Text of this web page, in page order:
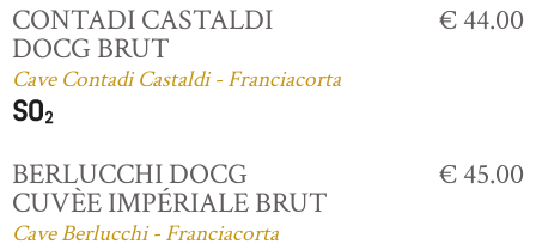
CONTADI CASTALDI
DOCG BRUT
Cave Contadi Castaldi - Franciacorta
€ 44.00
BERLUCCHI DOCG
CUVÈE IMPÉRIALE BRUT
Cave Berlucchi - Franciacorta
€ 45.00